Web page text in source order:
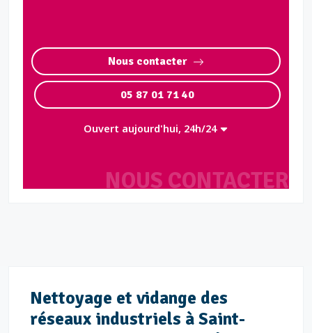
NOUS CONTACTER
Nous contacter
05 87 01 71 40
Ouvert aujourd'hui, 24h/24
Nettoyage et vidange des
réseaux industriels à Saint-